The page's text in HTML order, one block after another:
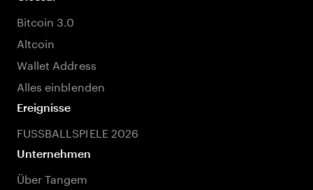
Bitcoin 3.0
Altcoin
Wallet Address
Alles einblenden
Ereignisse
FUSSBALLSPIELE 2026
Unternehmen
Über Tangem